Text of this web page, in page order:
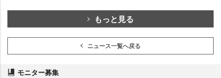
もっと見る
ニュース一覧へ戻る
モニター募集